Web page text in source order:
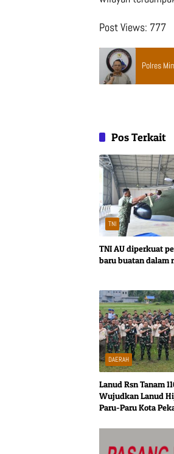
Post Views: 777
Polres
Pos Terkait
TNI
TNI AU diperkuat
baru buatan dalam
DAERAH
Lanud Rsn Tanam
Wujudkan Lanud
Paru-Paru Kota